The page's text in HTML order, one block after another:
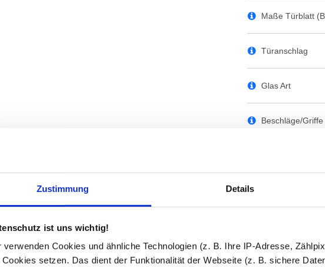
Zustimmung Details
ist uns wichtig!
verwenden Cookies und ähnliche Technologien (z. B. Ihre IP-Adresse,
Cookies setzen. Das dient der Funktionalität der Webseite (z. B. sichere
Maße Türblatt
Türanschlag
Glas Art
Beschläge/Griffe
Ihre Bemerkung